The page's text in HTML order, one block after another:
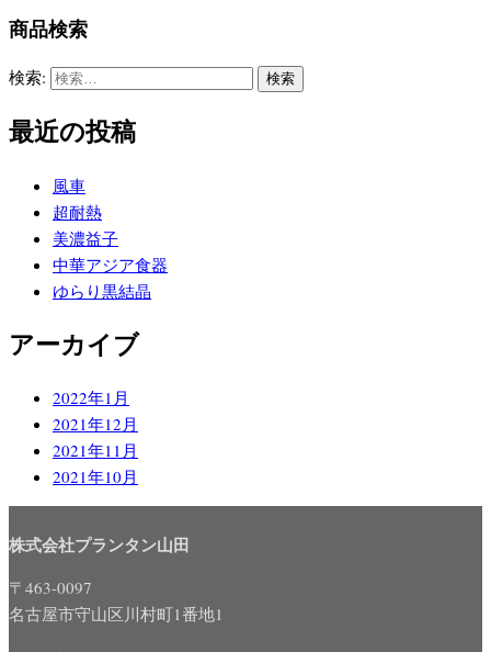
商品検索
検索:
最近の投稿
風車
超耐熱
美濃益子
中華アジア食器
ゆらり黒結晶
アーカイブ
2022年1月
2021年12月
2021年11月
2021年10月
株式会社プランタン山田
〒463-0097
名古屋市守山区川村町1番地1